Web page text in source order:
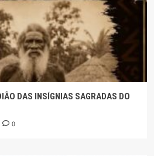
DAS INSÍGNIAS SAGRADAS DO
0